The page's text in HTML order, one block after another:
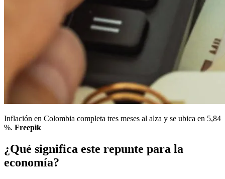
Inflación en Colombia completa tres meses al alza y se ubica en 5,84
%. Freepik
¿Qué significa este repunte para la
economía?